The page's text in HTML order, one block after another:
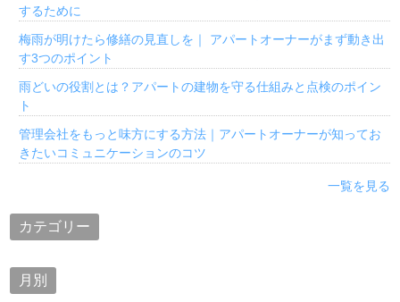
するために
梅雨が明けたら修繕の見直しを｜ アパートオーナーがまず動き出
す3つのポイント
雨どいの役割とは？アパートの建物を守る仕組みと点検のポイン
ト
管理会社をもっと味方にする方法｜アパートオーナーが知ってお
きたいコミュニケーションのコツ
一覧を見る
カテゴリー
月別